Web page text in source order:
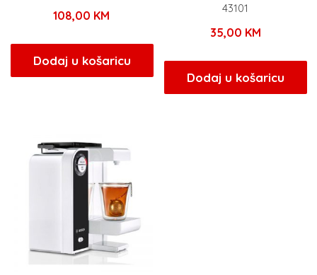
108,00 KM
Dodaj u košaricu
43101
35,00 KM
Dodaj u košaricu